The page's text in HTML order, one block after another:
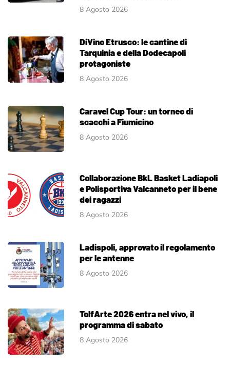
8 Agosto 2026
DiVino Etrusco: le cantine di
Tarquinia e della Dodecapoli
protagoniste
8 Agosto 2026
Caravel Cup Tour: un torneo di
scacchi a Fiumicino
8 Agosto 2026
Collaborazione BkL Basket Ladiapoli
e Polisportiva Valcanneto per il bene
dei ragazzi
8 Agosto 2026
Ladispoli, approvato il regolamento
per le antenne
8 Agosto 2026
TolfArte 2026 entra nel vivo, il
programma di sabato
8 Agosto 2026